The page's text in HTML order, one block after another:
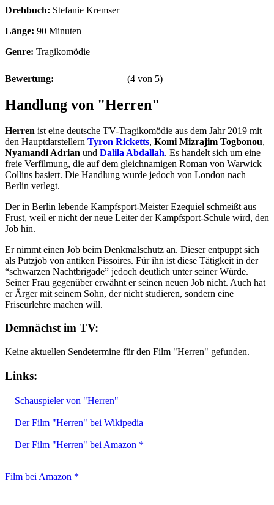
Drehbuch: Stefanie Kremser
Länge: 90 Minuten
Genre: Tragikomödie
Bewertung: (4 von 5)
Handlung von "Herren"
Herren ist eine deutsche TV-Tragikomödie aus dem Jahr 2019 mit
den Hauptdarstellern Tyron Ricketts, Komi Mizrajim Togbonou,
Nyamandi Adrian und Dalila Abdallah. Es handelt sich um eine
freie Verfilmung, die auf dem gleichnamigen Roman von Warwick
Collins basiert. Die Handlung wurde jedoch von London nach
Berlin verlegt.
Der in Berlin lebende Kampfsport-Meister Ezequiel schmeißt aus
Frust, weil er nicht der neue Leiter der Kampfsport-Schule wird, den
Job hin.
Er nimmt einen Job beim Denkmalschutz an. Dieser entpuppt sich
als Putzjob von antiken Pissoires. Für ihn ist diese Tätigkeit in der
“schwarzen Nachtbrigade” jedoch deutlich unter seiner Würde.
Seiner Frau gegenüber erwähnt er seinen neuen Job nicht. Auch hat
er Ärger mit seinem Sohn, der nicht studieren, sondern eine
Friseurlehre machen will.
Demnächst im TV:
Keine aktuellen Sendetermine für den Film "Herren" gefunden.
Links:
Schauspieler von "Herren"
Der Film "Herren" bei Wikipedia
Der Film "Herren" bei Amazon *
Film bei Amazon *